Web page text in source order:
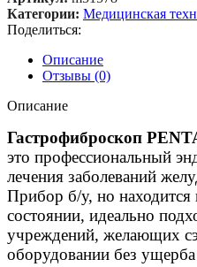
Категории: Медицинская
Поделиться:
Описание
Отзывы (0)
Описание
Гастрофиброскоп
это профессиональный
лечения заболеваний
Прибор б/у, но
состоянии, идеально
учреждений, желающих
оборудовании без ущерба